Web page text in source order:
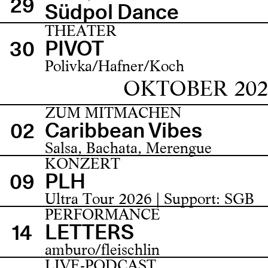
Südpol Dance
30
THEATER
PIVOT
Polivka/Hafner/Koch
OKTOBER
02
ZUM MITMACHEN
Caribbean Vibes
Salsa, Bachata, Merengue
09
KONZERT
PLH
Ultra Tour 2026 | Support: SGB
14
PERFORMANCE
LETTERS
amburo/fleischlin